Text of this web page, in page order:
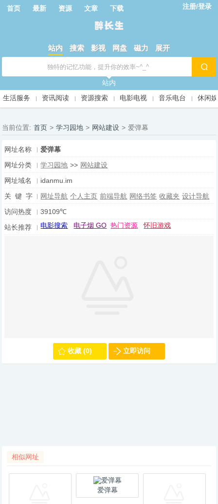
首页 最新 资源 文章 下载 注册/登录
站内 搜索 影视 网盘 磁力 展开
站内
生活服务
资讯阅读 资源搜索 电影电视 音乐电台 休闲
当前位置: 首页 > 学习园地 > 网站建设 > 爱弹幕
网址名称
爱弹幕
网址分类
学习园地 >> 网站建设
网址域名
idanmu.im
关 键 字
网址导航 个人主页 前端导航 网络书签 收藏夹 设计导航
访问热度
39109℃
站长推荐
电影搜索 电子烟 GO 热门资源 怀旧游戏
收藏 (0) 立即访问
相似网址
爱弹幕